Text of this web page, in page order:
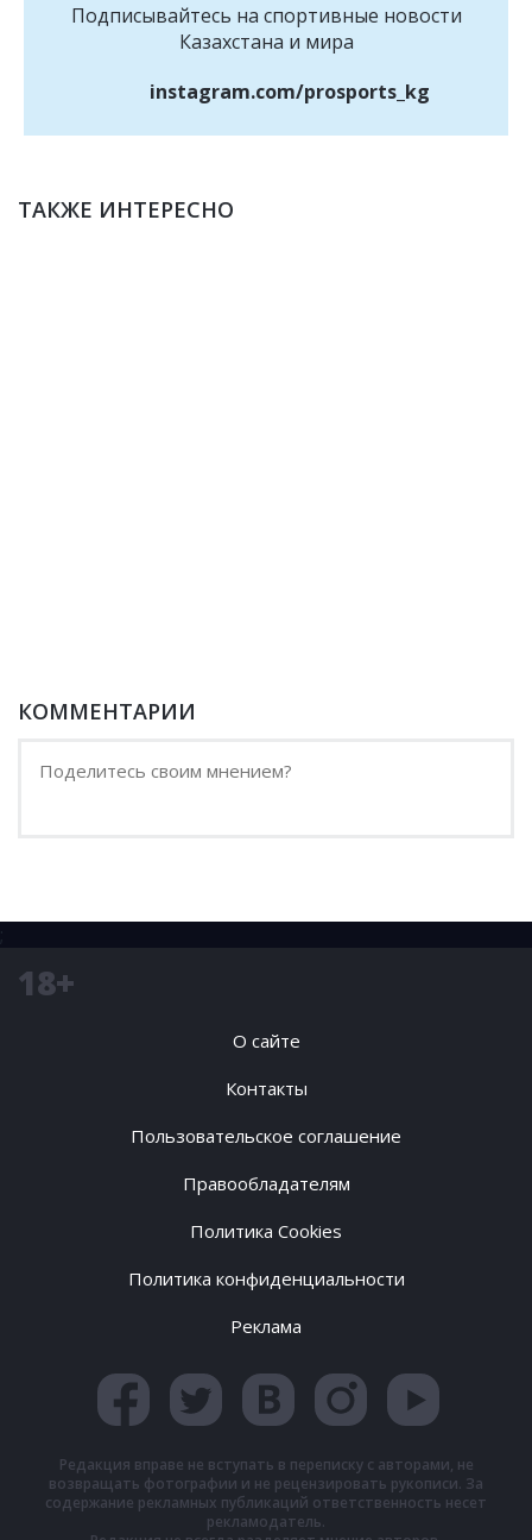
Подписывайтесь на cпортивные новости
Казахстана и мира
instagram.com/prosports_kg
ТАКЖЕ ИНТЕРЕСНО
КОММЕНТАРИИ
;
18+
О сайте
Контакты
Пользовательское соглашение
Правообладателям
Политика Cookies
Политика конфиденциальности
Реклама
Редакция вправе не вступать в переписку с авторами, не
возвращать фотографии и не рецензировать рукописи. За
содержание рекламных публикаций ответственность несет
рекламодатель.